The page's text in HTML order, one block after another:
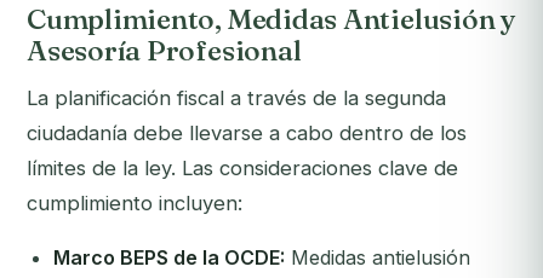
Cumplimiento, Medidas Antielusión y
Asesoría Profesional
La planificación fiscal a través de la segunda
ciudadanía debe llevarse a cabo dentro de los
límites de la ley. Las consideraciones clave de
cumplimiento incluyen:
Marco BEPS de la OCDE: Medidas antielusión